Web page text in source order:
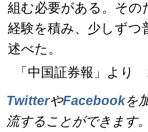
組む必要がある。その
経験を積み、少しず
述べた。
「中国証券報」より
TwitterやFacebookを
流することができます。